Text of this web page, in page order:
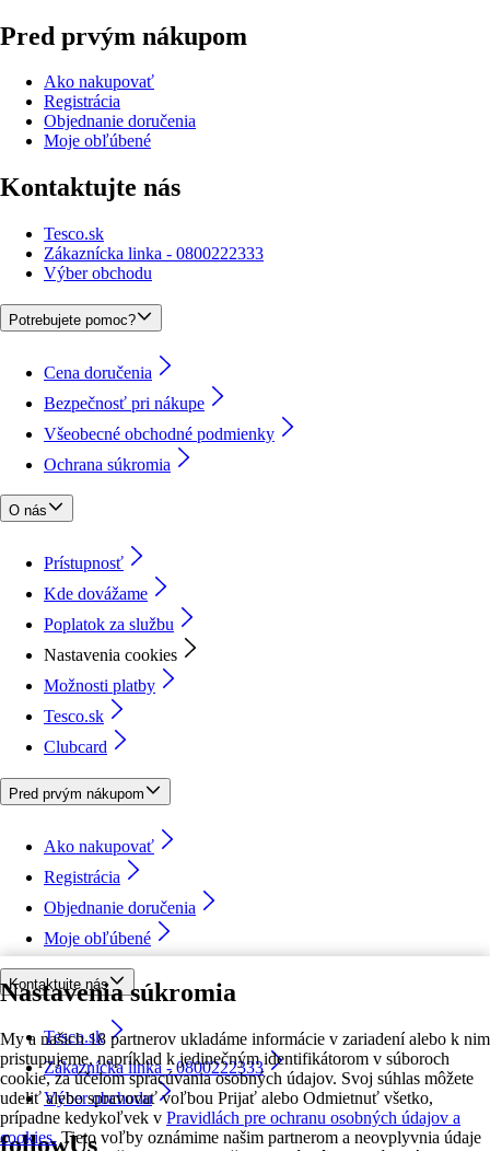
Nastavenia súkromia
My a našich 18 partnerov ukladáme informácie v zariadení alebo k nim
pristupujeme, napríklad k jedinečným identifikátorom v súboroch
cookie, za účelom spracúvania osobných údajov. Svoj súhlas môžete
udeliť alebo spravovať voľbou Prijať alebo Odmietnuť všetko,
prípadne kedykoľvek v Pravidlách pre ochranu osobných údajov a
cookies. Tieto voľby oznámime našim partnerom a neovplyvnia údaje
Pred prvým nákupom
Ako nakupovať
Registrácia
Objednanie doručenia
Moje obľúbené
Kontaktujte nás
Tesco.sk
Zákaznícka linka - 0800222333
Výber obchodu
Potrebujete pomoc?
Cena doručenia
Bezpečnosť pri nákupe
Všeobecné obchodné podmienky
Ochrana súkromia
O nás
Prístupnosť
Kde dovážame
Poplatok za službu
Nastavenia cookies
Možnosti platby
Tesco.sk
Clubcard
Pred prvým nákupom
Ako nakupovať
Registrácia
Objednanie doručenia
Moje obľúbené
Kontaktujte nás
Tesco.sk
Zákaznícka linka - 0800222333
Výber obchodu
followUs